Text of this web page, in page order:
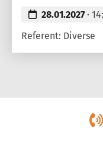
28.01.2027·
Referent: Diverse